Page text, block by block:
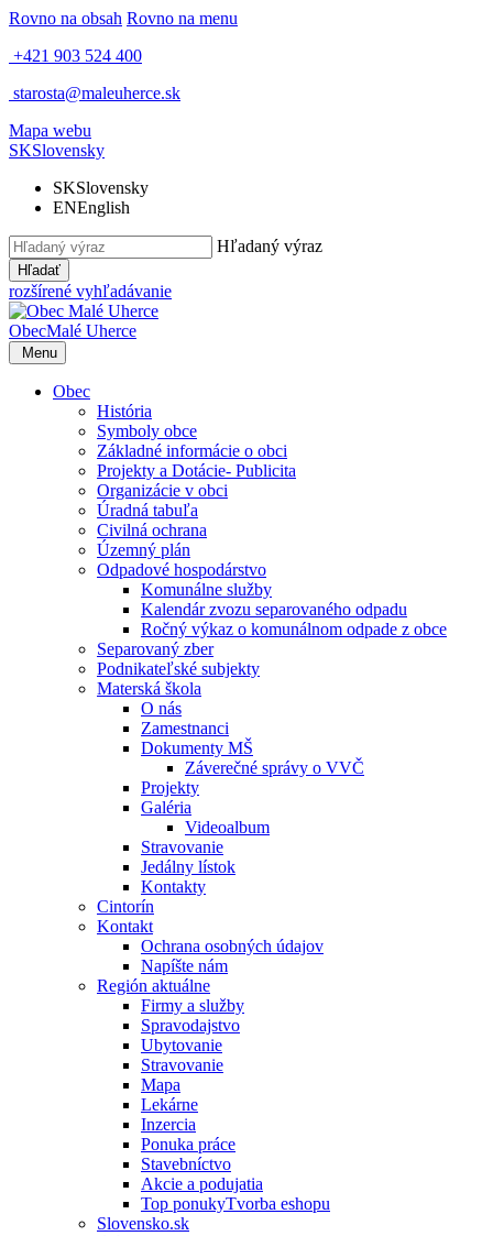
Rovno na obsah Rovno na menu
+421 903 524 400
starosta@maleuherce.sk
Mapa webu
SKSlovensky
SKSlovensky
ENEnglish
Hľadaný výraz
Hľadať
rozšírené vyhľadávanie
ObecMalé Uherce
Menu
Obec
História
Symboly obce
Základné informácie o obci
Projekty a Dotácie- Publicita
Organizácie v obci
Úradná tabuľa
Civilná ochrana
Územný plán
Odpadové hospodárstvo
Komunálne služby
Kalendár zvozu separovaného odpadu
Ročný výkaz o komunálnom odpade z obce
Separovaný zber
Podnikateľské subjekty
Materská škola
O nás
Zamestnanci
Dokumenty MŠ
Záverečné správy o VVČ
Projekty
Galéria
Videoalbum
Stravovanie
Jedálny lístok
Kontakty
Cintorín
Kontakt
Ochrana osobných údajov
Napíšte nám
Región aktuálne
Firmy a služby
Spravodajstvo
Ubytovanie
Stravovanie
Mapa
Lekárne
Inzercia
Ponuka práce
Stavebníctvo
Akcie a podujatia
Top ponukyTvorba eshopu
Slovensko.sk